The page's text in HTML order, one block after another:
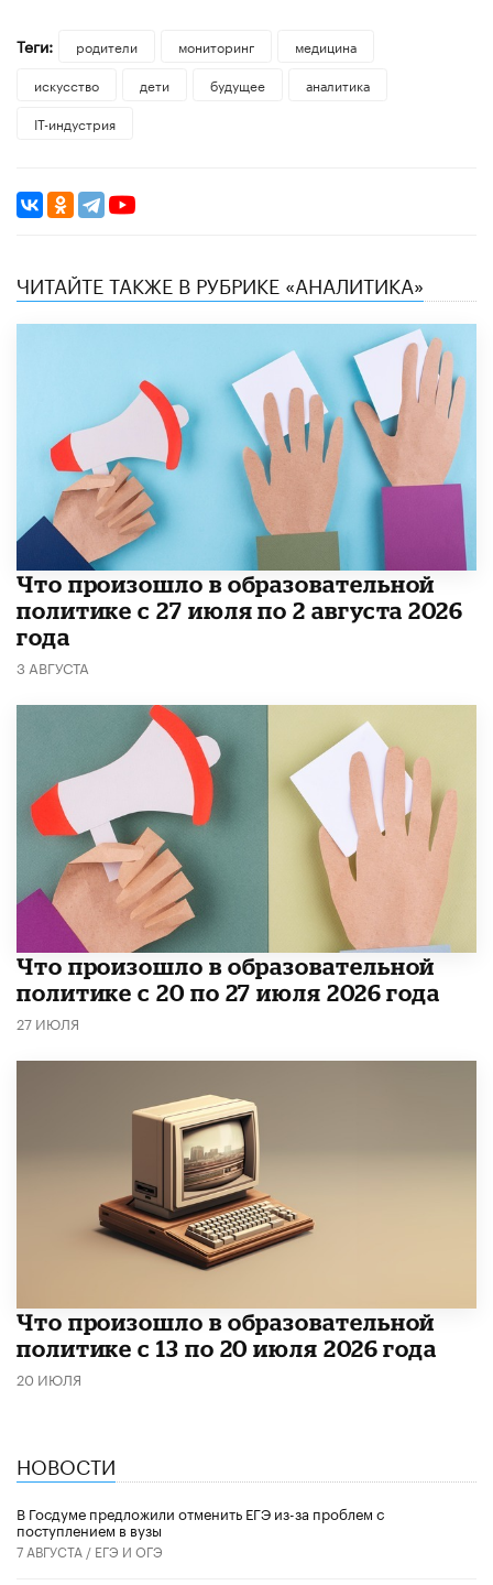
Теги: родители мониторинг
медицина
искусство
дети будущее
аналитика
IT-индустрия
ЧИТАЙТЕ ТАКЖЕ В РУБРИКЕ «АНАЛИТИКА»
​Что произошло в образовательной
политике с 27 июля по 2 августа 2026
года
3 АВГУСТА
​Что произошло в образовательной
политике с 20 по 27 июля 2026 года
27 ИЮЛЯ
Что произошло в образовательной
политике с 13 по 20 июля 2026 года
20 ИЮЛЯ
НОВОСТИ
В Госдуме предложили отменить ЕГЭ из-за проблем с
поступлением в вузы
7 АВГУСТА / ЕГЭ И ОГЭ